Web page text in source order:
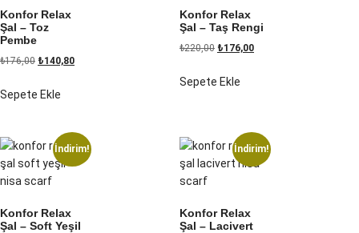
Konfor Relax
Şal – Toz
Pembe
₺176,00 ₺140,80
Sepete Ekle
Konfor Relax
Şal – Taş Rengi
₺220,00 ₺176,00
Sepete Ekle
İndirim!
Konfor Relax
Şal – Soft Yeşil
İndirim!
Konfor Relax
Şal – Lacivert